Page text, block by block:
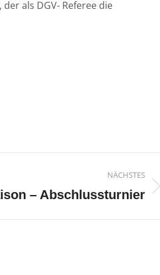
als DGV- Referee die
NÄCHSTES
– Abschlussturnier